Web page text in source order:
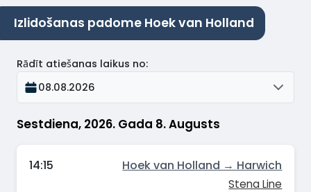
Izlidošanas padome Hoek van Holland
Sestdiena, 2026. Gada 8. Augusts
Rādīt atiešanas laikus no:
08.08.2026
14:15 Hoek van Holland → Harwich
Stena Line